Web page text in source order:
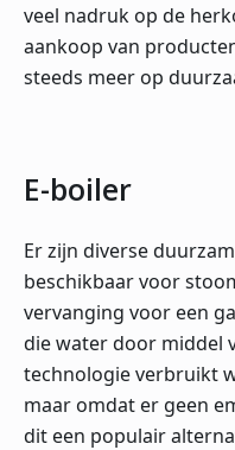
veel nadruk op de
aankoop van
steeds meer op
E-boiler
Er zijn diverse
beschikbaar voor
vervanging voor een
die water door middel
technologie verbruikt
maar omdat er geen
dit een populair